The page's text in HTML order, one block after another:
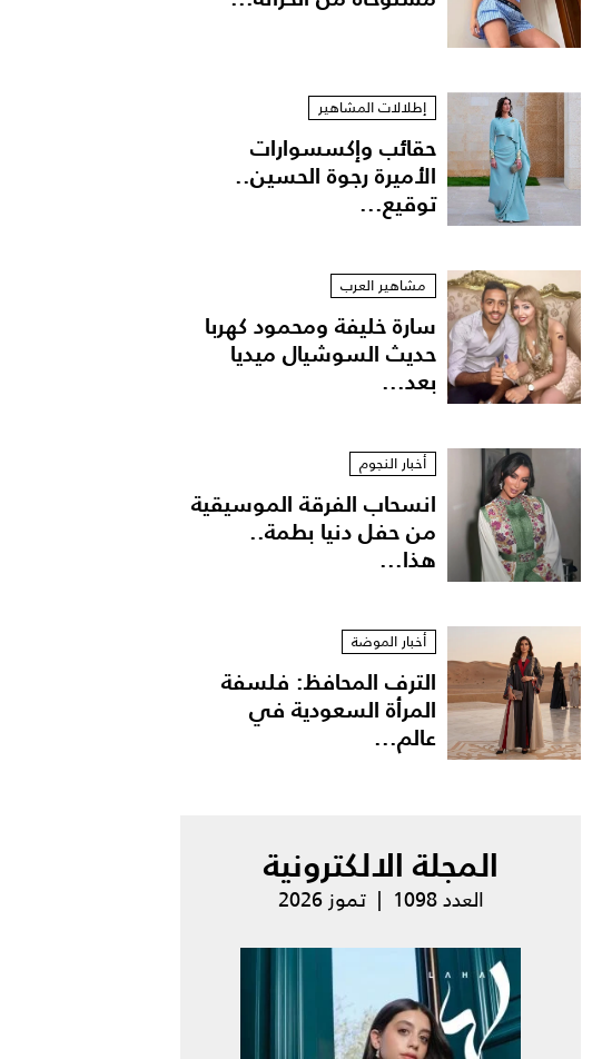
إطلالات المشاهير
حقائب وإكسسوارات
الأميرة رجوة الحسين..
توقيع...
مشاهير العرب
سارة خليفة ومحمود كهربا
حديث السوشيال ميديا
بعد...
أخبار النجوم
انسحاب الفرقة الموسيقية
من حفل دنيا بطمة..
هذا...
أخبار الموضة
الترف المحافظ: فلسفة
المرأة السعودية في
عالم...
المجلة الالكترونية
العدد 1098 | تموز 2026